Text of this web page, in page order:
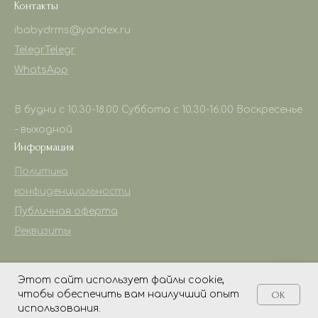
Контакты
ibabydrms@yandex.ru
Telegr Telegr
WhatsApp
В будни с 10.30-18.00 Суббота с 10.30-16.00 Воскресенье
- выходной
Информация
Политика
конфиденциальности
Публичная оферта
Реквизиты
Этот сайт использует файлы cookie,
чтобы обеспечить вам наилучший опыт
использования.
OK